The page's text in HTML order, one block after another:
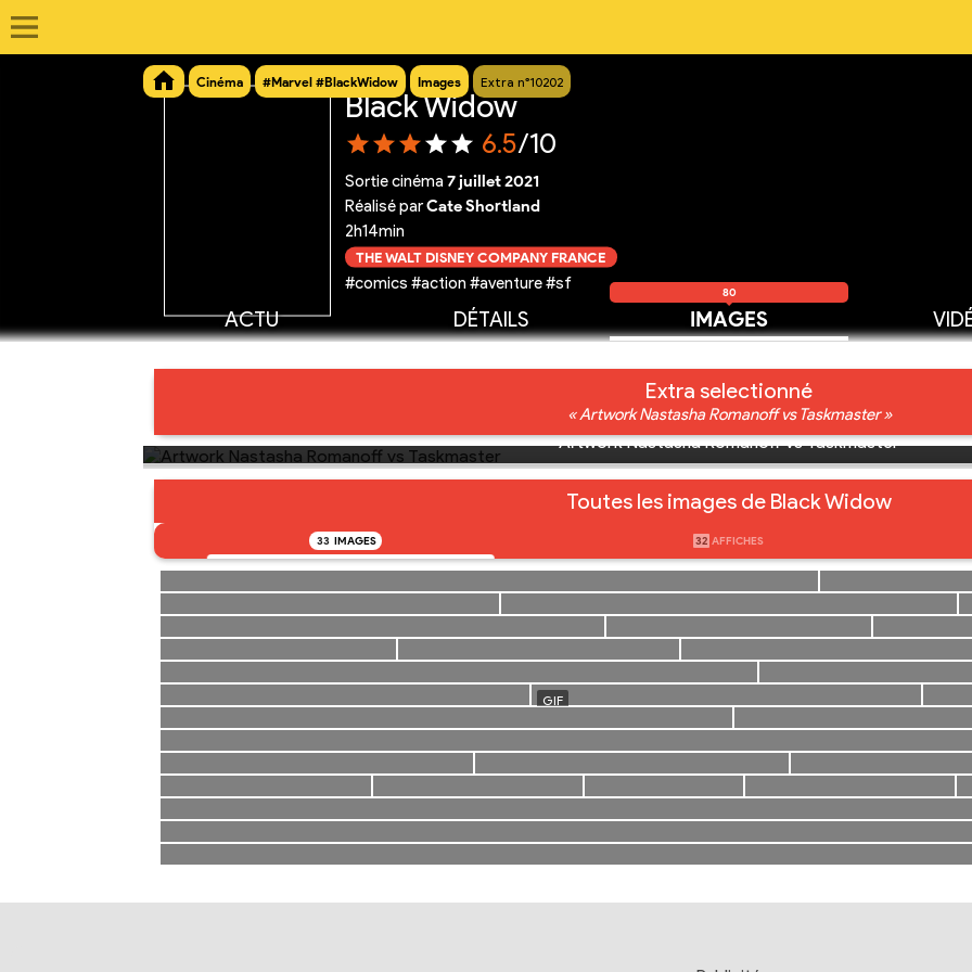
Cinéma #Marvel #BlackWidow Images Extra n°10202
Black Widow
6.5/10
Sortie cinéma 7 juillet 2021
Réalisé parCate Shortland
2h14min
THE WALT DISNEY COMPANY FRANCE
#comics #action #aventure #sf
ACTU DÉTAILS IMAGES
80
Extra selectionné
« Artwork Nastasha Romanoff vs Taskmaster »
Artwork Nastasha Romanoff vs Taskmaster
Toutes les images de Black Widow
33 IMAGES 32 AFFICHES